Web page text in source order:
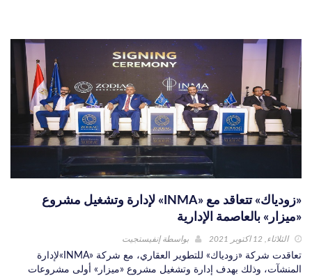
«زودياك» تتعاقد مع «INMA» لإدارة وتشغيل مشروع
«ميزار» بالعاصمة الإدارية
الثلاثاء, 12 اكتوبر 2021 بواسطةإنفيستجيت
تعاقدت شركة «زودياك» للتطوير العقاري، مع شركة «INMA»لإدارة
المنشآت، وذلك بهدف إدارة وتشغيل مشروع «ميزار» أولى مشروعات